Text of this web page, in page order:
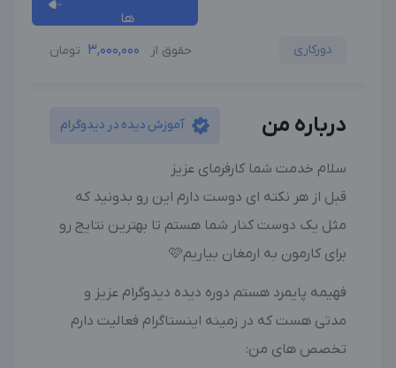
ها
دورکاری حقوق از 3,000,000 تومان
درباره من آموزش دیده در دیدوگرام
سلام خدمت شما کارفرمای عزیز
قبل از هر نکته ای دوست دارم این رو بدونید که
مثل یک دوست کنار شما هستم تا بهترین نتایج رو
برای کارمون به ارمغان بیاریم🩷
فهیمه پایمرد هستم دوره دیده دیدوگرام عزیز و
مدتی هست که در زمینه اینستاگرام فعالیت دارم
تخصص های من: